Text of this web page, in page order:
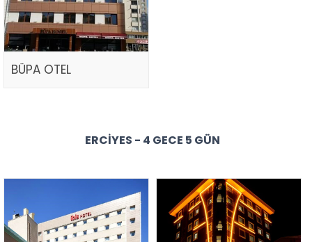
BÜPA OTEL
ERCIYES - 4 GECE 5 GÜN